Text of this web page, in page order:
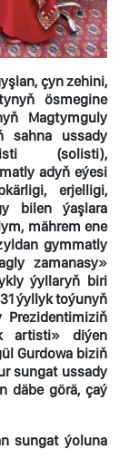
çyn zehini,
ösmegine
Magtymguly
sahna ussady
(solisti),
adyň eýesi
erjelligi,
bilen ýaşlara
mährem ene
gymmatly
zamanasy»
ýyllaryň biri
ýyllyk toýunyň
Prezidentimiziň
artisti» diýen
Gurdowa biziň
sungat ussady
däbe görä, çaý
sungat ýoluna